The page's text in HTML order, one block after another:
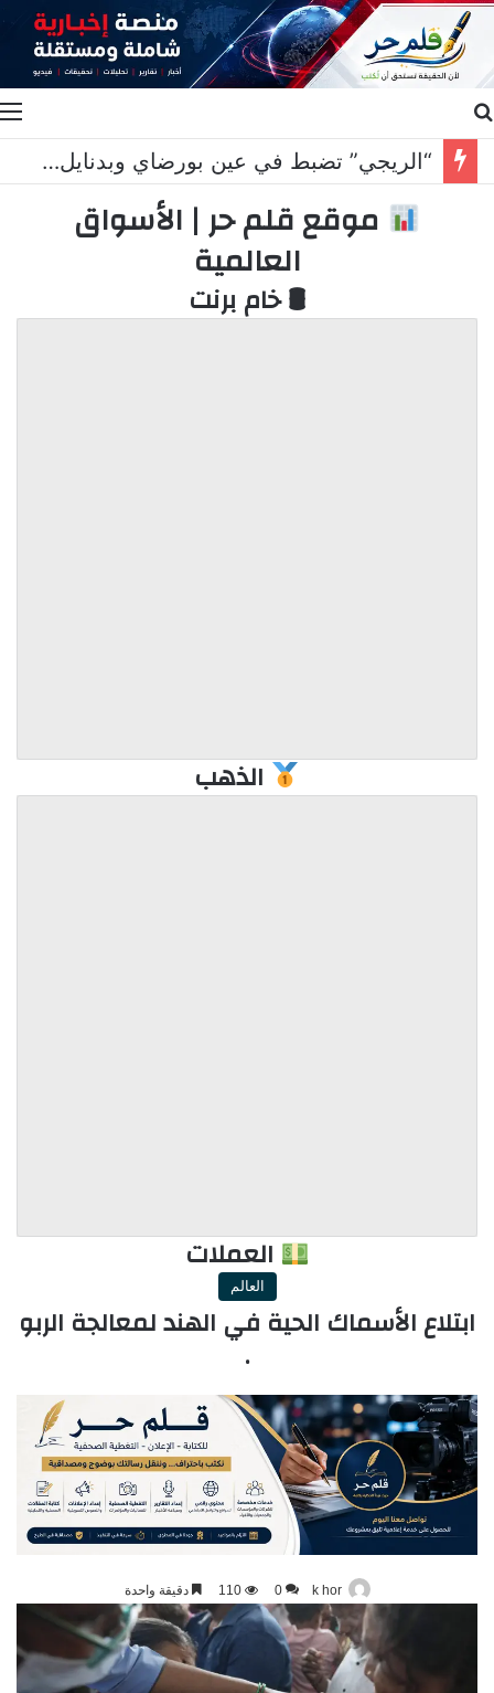
فضيحة بيئية في البقاع تكشفها المصلحة الوطنية لنهر الليطاني
موقع قلم حر | الأسواق
العالمية
🛢 خام برنت
الذهب
العملات
العالم
ابتلاع الأسماك الحية في الهند لمعالجة الربو
.
k hor
0
110 دقيقة واحدة